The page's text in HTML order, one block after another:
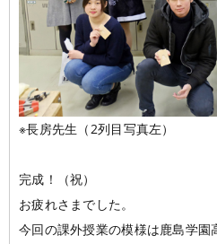
※長房先生（2列目写真左）
完成！（祝）
お疲れさまでした。
今回の課外授業の模様は鹿島学